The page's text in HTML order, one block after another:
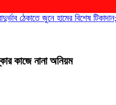
ঠেকাতে জুনে হামের বিশেষ টিকাদান;
কাজে নানা অনিয়ম